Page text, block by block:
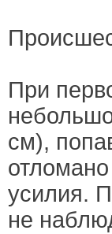
При
см),
усилия.
не